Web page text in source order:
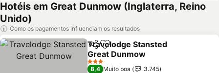
Hotéis em Great Dunmow (Inglaterra, Reino
Unido)
Como os pagamentos influenciam os resultados
PartilharAdicionar aos favoritos
Travelodge Stansted
Great Dunmow
Ver preços
3 Estrelas
8,4 Muito boa
3.745